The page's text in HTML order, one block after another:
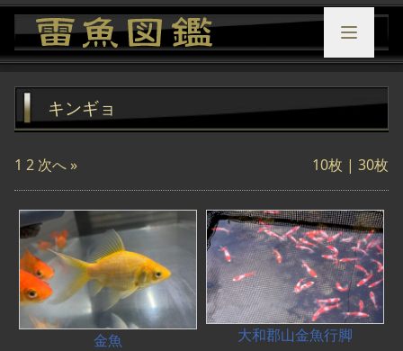
キンギョ
1 2 次へ » 10枚 | 30枚
金魚 大和郡山金魚行脚